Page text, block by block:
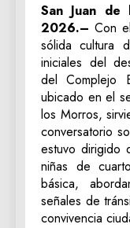
San Juan
2026.– Con
sólida cultura
iniciales del
del Complejo
ubicado en el
los Morros,
conversatorio
estuvo dirigido
niñas de
básica,
señales de
convivencia